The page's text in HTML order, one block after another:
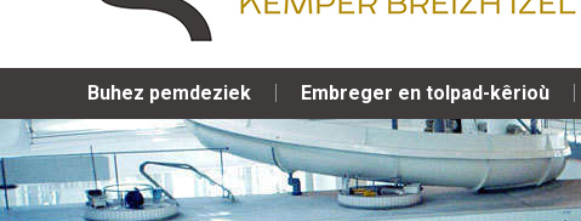
Buhez pemdeziek Embreger en tolpad-kêrioù